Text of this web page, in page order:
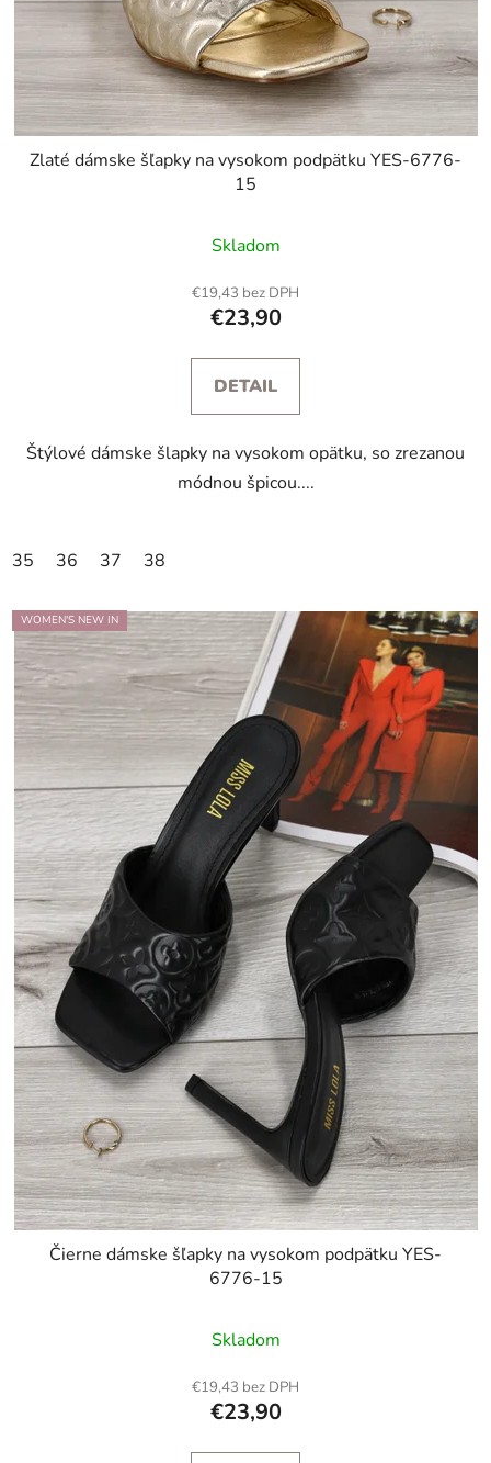
Zlaté dámske šľapky na vysokom podpätku YES-6776-
15
Skladom
€19,43 bez DPH
€23,90
DETAIL
Štýlové dámske šlapky na vysokom opätku, so zrezanou
módnou špicou....
35 36 37 38
WOMEN'S NEW IN
Čierne dámske šľapky na vysokom podpätku YES-
6776-15
Skladom
€19,43 bez DPH
€23,90